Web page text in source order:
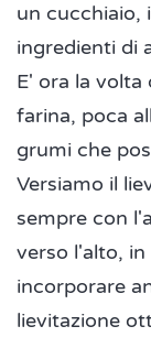
un cucchiaio,
ingredienti di
E' ora la volta
farina, poca
grumi che
Versiamo il
sempre con
verso l'alto,
incorporare
lievitazione